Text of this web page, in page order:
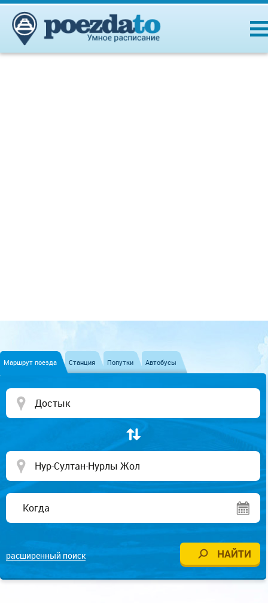
Маршрут поезда Станция Попутки Автобусы
расширенный поиск